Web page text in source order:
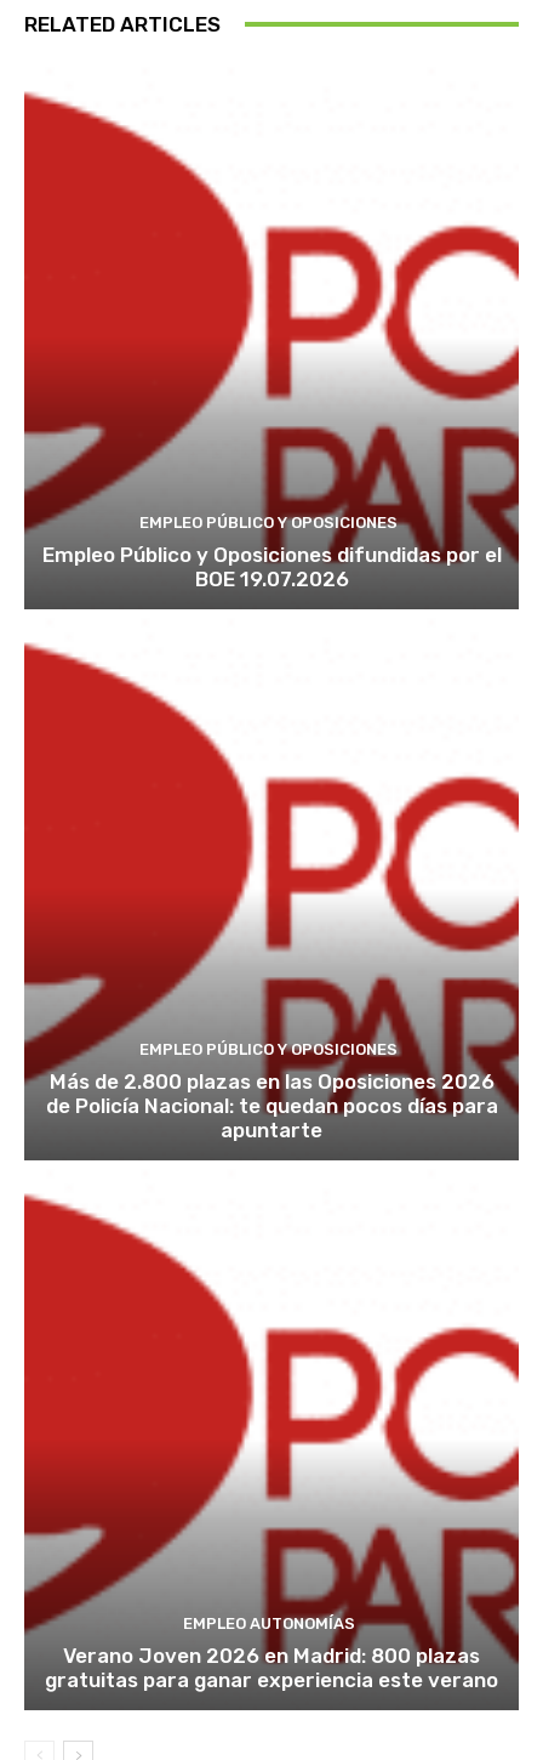
RELATED ARTICLES
EMPLEO PÚBLICO Y OPOSICIONES
Empleo Público y Oposiciones difundidas por el
BOE 19.07.2026
EMPLEO PÚBLICO Y OPOSICIONES
Más de 2.800 plazas en las Oposiciones 2026
de Policía Nacional: te quedan pocos días para
apuntarte
EMPLEO AUTONOMÍAS
Verano Joven 2026 en Madrid: 800 plazas
gratuitas para ganar experiencia este verano